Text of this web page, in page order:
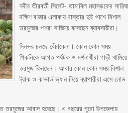
নদীর তীরবর্তী সিলেট- তামাবিল মহাসড়কের
দক্ষিণ বাজার এলাকায় রাস্তার দুই পাশে বিশাল
তরমুজের পশরা সাজিয়ে বসেছেন ব্যাবসায়ীরা।
দিনভর চলছে বেঁচাকেনা। কোন কোন সময়
পিকনিকে আগত পর্যটক ও দর্শনার্থীরা গাড়ী থামিয়ে
তরমুজ কিনছেন। আবার কোন কোন সময় বিশাল
ট্রাক ও কাভার্ড ভ্যান নিয়ে ব্যাপারীরা এসে লোড
তরমুজের আবাদ হয়েছে। এ বছরের পুরো উপজেলায়